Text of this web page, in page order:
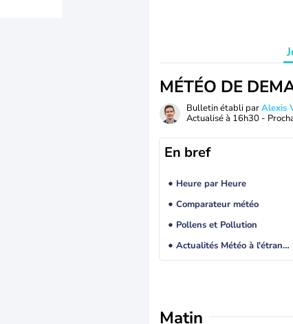
MÉTÉO DE
Bulletin établi parAlexis
Actualisé à 16h30 -
En bref
Heure par Heure
Comparateur météo
Pollens et Pollution
Actualités Météo à l'étranger
Matin